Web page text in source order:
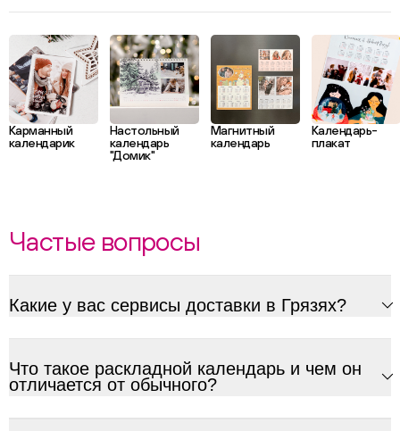
Карманный
календарик
Настольный
календарь
"Домик"
Магнитный
календарь
Календарь-
плакат
Частые вопросы
Какие у вас сервисы доставки в Грязях?
Что такое раскладной календарь и чем он
отличается от обычного?